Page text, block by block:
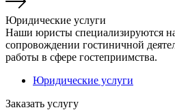
Юридические услуги
Наши юристы специализируются
сопровождении гостиничной
работы в сфере гостеприимства.
Юридические услуги
Заказать услугу